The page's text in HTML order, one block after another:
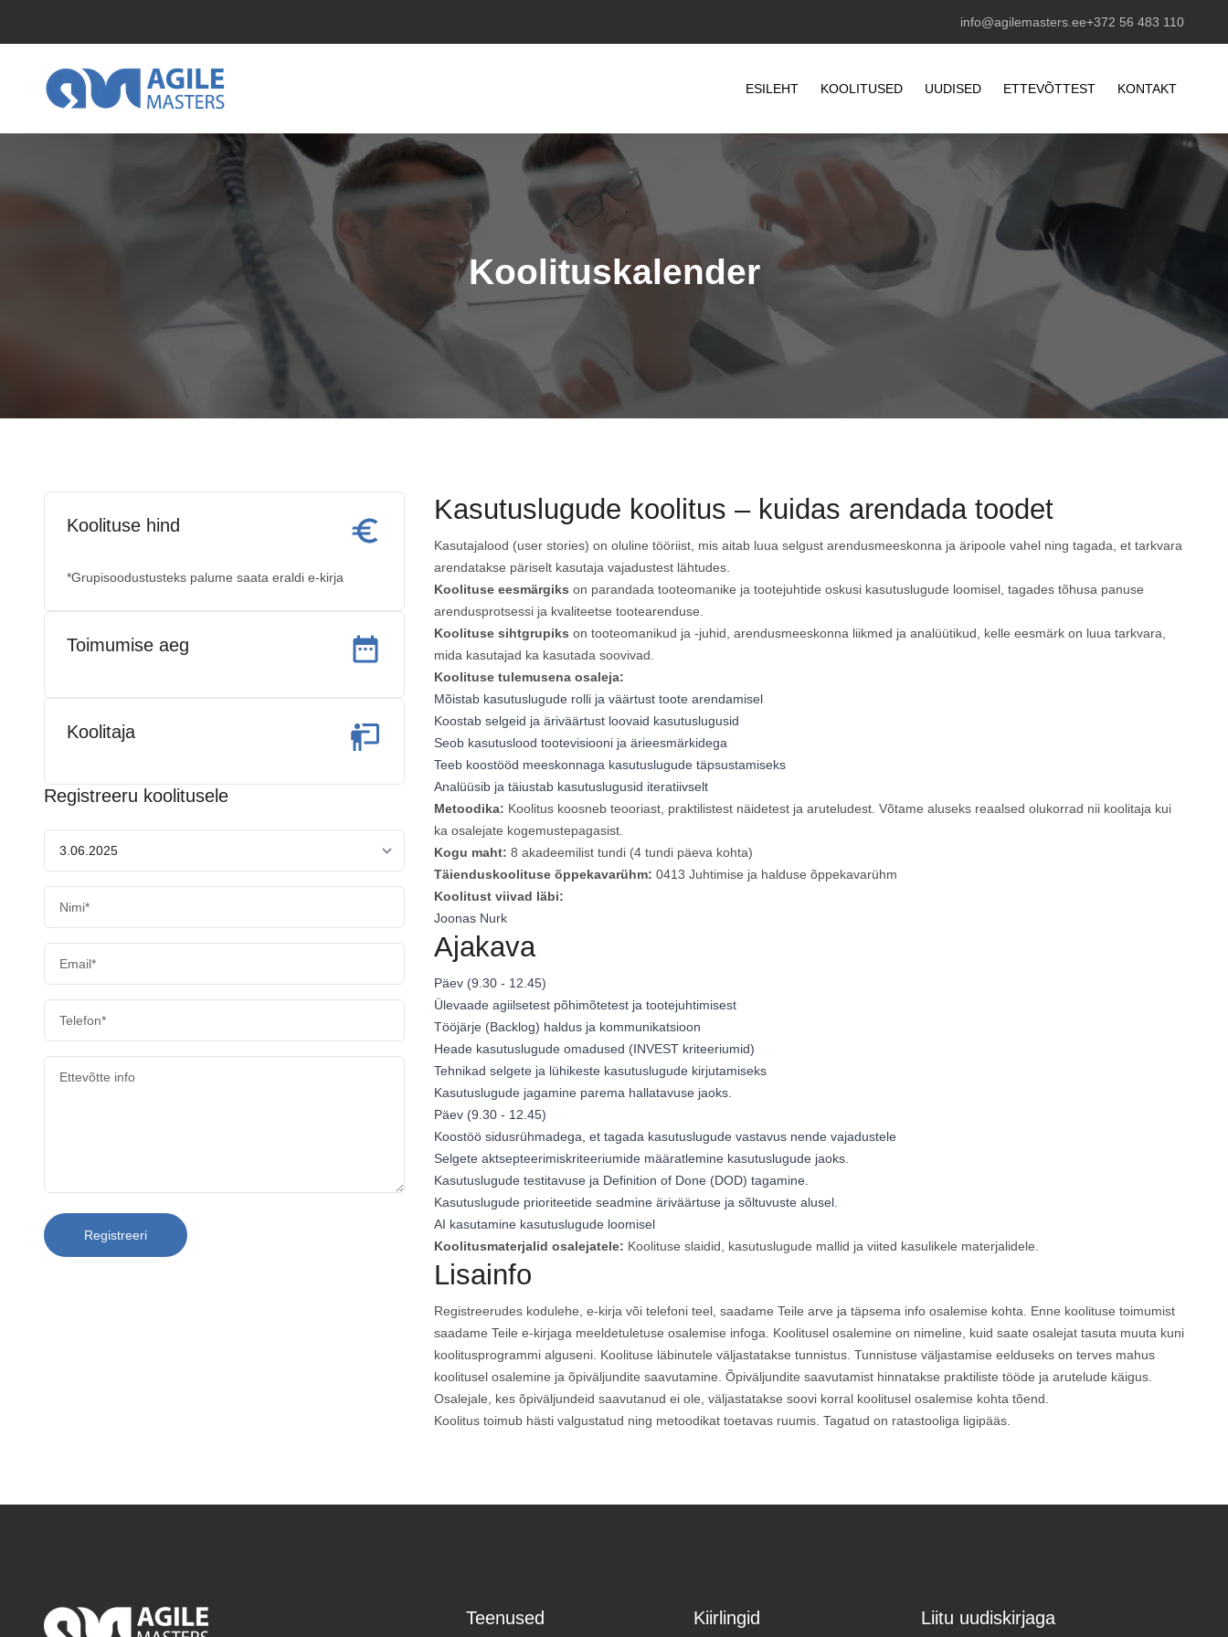
info@agilemasters.ee+372 56 483 110
ESILEHT KOOLITUSED UUDISED ETTEVÕTTEST KONTAKT
Koolituskalender
Koolituse hind
*Grupisoodustusteks palume saata eraldi e-kirja
Toimumise aeg
Koolitaja
Registreeru koolitusele
Registreeri
Kasutuslugude koolitus – kuidas arendada toodet
Kasutajalood (user stories) on oluline tööriist, mis aitab luua selgust arendusmeeskonna ja äripoole vahel ning tagada, et tarkvara
arendatakse päriselt kasutaja vajadustest lähtudes.
Koolituse eesmärgiks on parandada tooteomanike ja tootejuhtide oskusi kasutuslugude loomisel, tagades tõhusa panuse
arendusprotsessi ja kvaliteetse tootearenduse.
Koolituse sihtgrupiks on tooteomanikud ja -juhid, arendusmeeskonna liikmed ja analüütikud, kelle eesmärk on luua tarkvara,
mida kasutajad ka kasutada soovivad.
Koolituse tulemusena osaleja:
Mõistab kasutuslugude rolli ja väärtust toote arendamisel
Koostab selgeid ja äriväärtust loovaid kasutuslugusid
Seob kasutuslood tootevisiooni ja ärieesmärkidega
Teeb koostööd meeskonnaga kasutuslugude täpsustamiseks
Analüüsib ja täiustab kasutuslugusid iteratiivselt
Metoodika: Koolitus koosneb teooriast, praktilistest näidetest ja aruteludest. Võtame aluseks reaalsed olukorrad nii koolitaja kui
ka osalejate kogemustepagasist.
Kogu maht: 8 akadeemilist tundi (4 tundi päeva kohta)
Täienduskoolituse õppekavarühm: 0413 Juhtimise ja halduse õppekavarühm
Koolitust viivad läbi:
Joonas Nurk
Ajakava
Päev (9.30 - 12.45)
Ülevaade agiilsetest põhimõtetest ja tootejuhtimisest
Tööjärje (Backlog) haldus ja kommunikatsioon
Heade kasutuslugude omadused (INVEST kriteeriumid)
Tehnikad selgete ja lühikeste kasutuslugude kirjutamiseks
Kasutuslugude jagamine parema hallatavuse jaoks.
Päev (9.30 - 12.45)
Koostöö sidusrühmadega, et tagada kasutuslugude vastavus nende vajadustele
Selgete aktsepteerimiskriteeriumide määratlemine kasutuslugude jaoks.
Kasutuslugude testitavuse ja Definition of Done (DOD) tagamine.
Kasutuslugude prioriteetide seadmine äriväärtuse ja sõltuvuste alusel.
AI kasutamine kasutuslugude loomisel
Koolitusmaterjalid osalejatele: Koolituse slaidid, kasutuslugude mallid ja viited kasulikele materjalidele.
Lisainfo
Registreerudes kodulehe, e-kirja või telefoni teel, saadame Teile arve ja täpsema info osalemise kohta. Enne koolituse toimumist
saadame Teile e-kirjaga meeldetuletuse osalemise infoga. Koolitusel osalemine on nimeline, kuid saate osalejat tasuta muuta kuni
koolitusprogrammi alguseni. Koolituse läbinutele väljastatakse tunnistus. Tunnistuse väljastamise eelduseks on terves mahus
koolitusel osalemine ja õpiväljundite saavutamine. Õpiväljundite saavutamist hinnatakse praktiliste tööde ja arutelude käigus.
Osalejale, kes õpiväljundeid saavutanud ei ole, väljastatakse soovi korral koolitusel osalemise kohta tõend.
Koolitus toimub hästi valgustatud ning metoodikat toetavas ruumis. Tagatud on ratastooliga ligipääs.
Teenused Kiirlingid Liitu uudiskirjaga